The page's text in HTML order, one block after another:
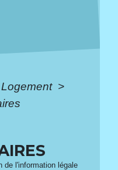
Logement >
de l'information légale